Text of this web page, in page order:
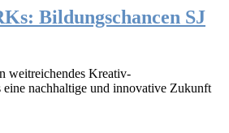
Bildungschancen SJ
weitreichendes Kreativ-
eine nachhaltige und innovative Zukunft